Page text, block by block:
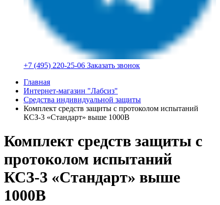
+7 (495) 220-25-06 Заказать звонок
Главная
Интернет-магазин "Лабсиз"
Средства индивидуальной защиты
Комплект средств защиты с протоколом испытаний
КСЗ-3 «Стандарт» выше 1000В
Комплект средств защиты с
протоколом испытаний
КСЗ-3 «Стандарт» выше
1000В